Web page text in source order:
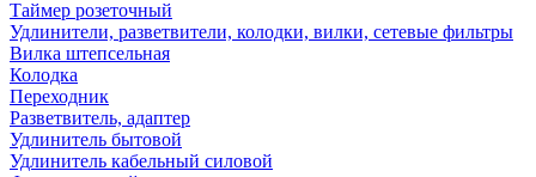
Таймер розеточный
Удлинители, разветвители, колодки, вилки, сетевые фильтры
Вилка штепсельная
Колодка
Переходник
Разветвитель, адаптер
Удлинитель бытовой
Удлинитель кабельный силовой